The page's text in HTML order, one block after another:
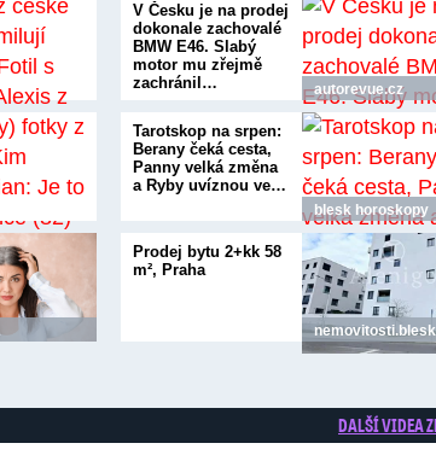
V Česku je na prodej
dokonale zachovalé
BMW E46. Slabý
motor mu zřejmě
zachránil…
autorevue.cz
Tarotskop na srpen:
Berany čeká cesta,
Panny velká změna
a Ryby uvíznou ve…
blesk horoskopy
Prodej bytu 2+kk 58
m², Praha
DALŠÍ VIDEA